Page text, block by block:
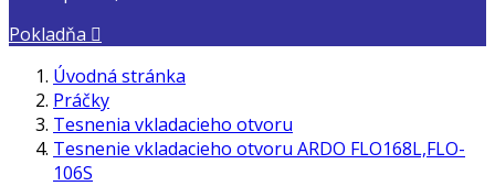
Pokladňa 
Úvodná stránka
Práčky
Tesnenia vkladacieho otvoru
Tesnenie vkladacieho otvoru ARDO FLO168L,FLO-
106S